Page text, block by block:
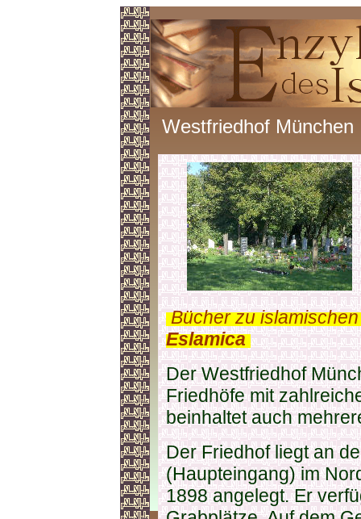
Westfriedhof München
.Bücher zu
Eslamica.
Der Westfriedhof
Friedhöfe mit
beinhaltet auch
Der Friedhof liegt an
(Haupteingang) im
1898 angelegt. Er